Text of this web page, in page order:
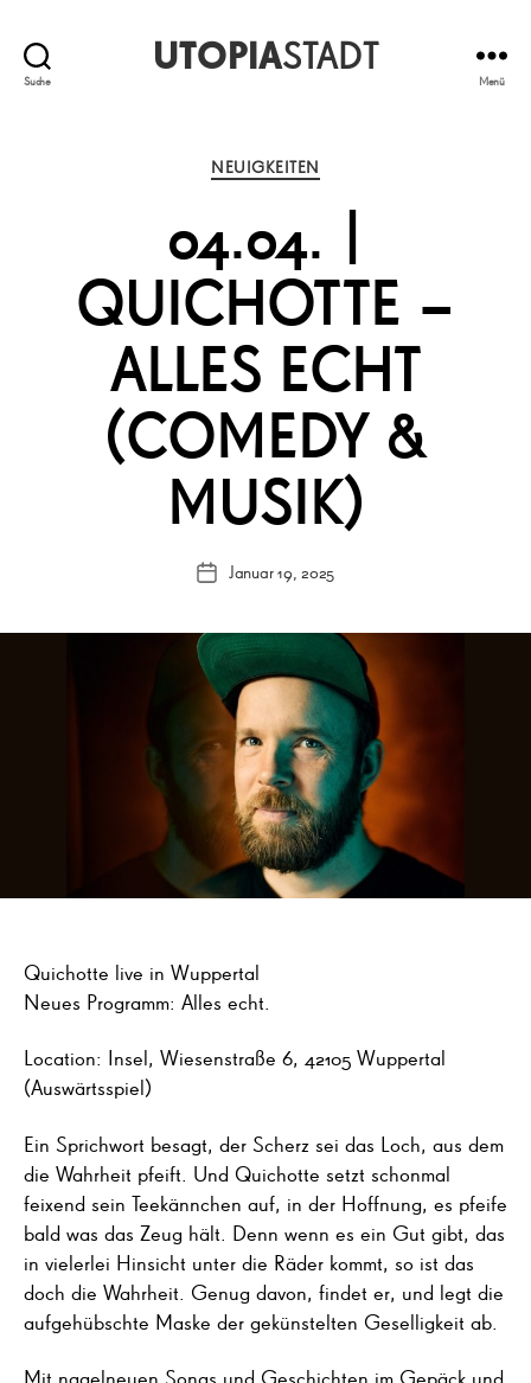
Suche
UTOPIASTADT
Menü
Kategorien
NEUIGKEITEN
04.04. |
QUICHOTTE –
ALLES ECHT
(COMEDY &
MUSIK)
Veröffentlichungsdatum
Januar 19, 2025
Quichotte live in Wuppertal
Neues Programm: Alles echt.
Location: Insel, Wiesenstraße 6, 42105 Wuppertal
(Auswärtsspiel)
Ein Sprichwort besagt, der Scherz sei das Loch, aus dem
die Wahrheit pfeift. Und Quichotte setzt schonmal
feixend sein Teekännchen auf, in der Hoffnung, es pfeife
bald was das Zeug hält. Denn wenn es ein Gut gibt, das
in vielerlei Hinsicht unter die Räder kommt, so ist das
doch die Wahrheit. Genug davon, findet er, und legt die
aufgehübschte Maske der gekünstelten Geselligkeit ab.
Mit nagelneuen Songs und Geschichten im Gepäck und